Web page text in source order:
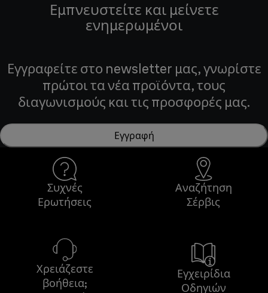
Εμπνευστείτε και μείνετε
ενημερωμένοι
Εγγραφείτε στο newsletter μας, γνωρίστε
πρώτοι τα νέα προϊόντα, τους
διαγωνισμούς και τις προσφορές μας.
Εγγραφή
Συχνές
Ερωτήσεις
Αναζήτηση
Σέρβις
Χρειάζεστε
βοήθεια;
Εγχειρίδια
Οδηγιών